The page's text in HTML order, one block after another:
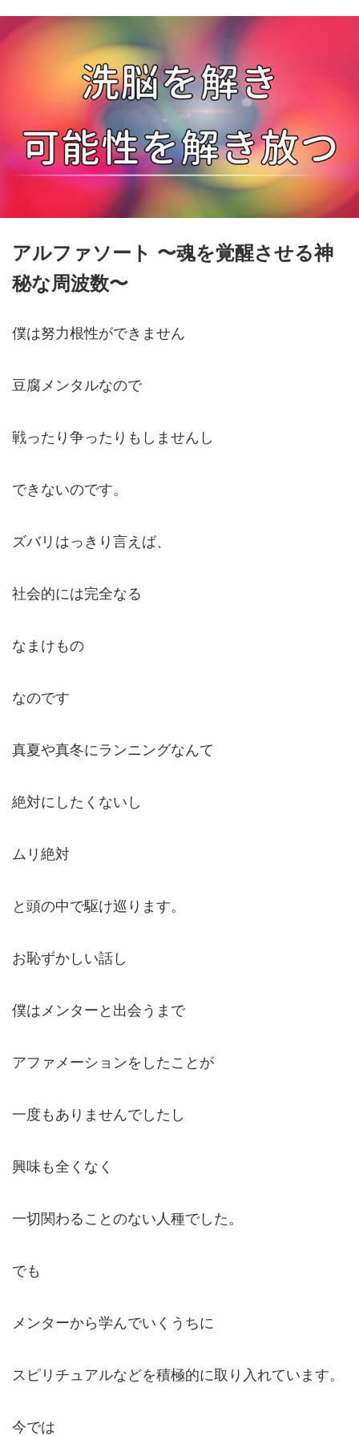
アルファソート 〜魂を覚醒させる神
秘な周波数〜
僕は努力根性ができません
豆腐メンタルなので
戦ったり争ったりもしませんし
できないのです。
ズバリはっきり言えば、
社会的には完全なる
なまけもの
なのです
真夏や真冬にランニングなんて
絶対にしたくないし
ムリ絶対
と頭の中で駆け巡ります。
お恥ずかしい話し
僕はメンターと出会うまで
アファメーションをしたことが
一度もありませんでしたし
興味も全くなく
一切関わることのない人種でした。
でも
メンターから学んでいくうちに
スピリチュアルなどを積極的に取り入れています。
今では